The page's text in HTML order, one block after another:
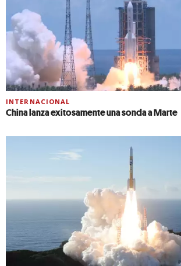
INTERNACIONAL
China lanza exitosamente una sonda a Marte